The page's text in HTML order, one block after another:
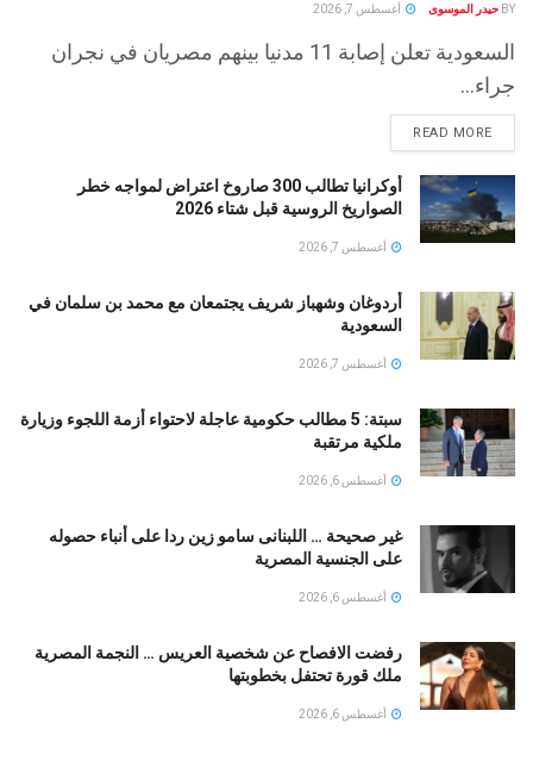
BY حيدر الموسوى أغسطس 7, 2026
السعودية تعلن إصابة 11 مدنيا بينهم مصريان في نجران
جراء...
READ MORE
أوكرانيا تطالب 300 صاروخ اعتراض لمواجه خطر
الصواريخ الروسية قبل شتاء 2026
أغسطس 7, 2026
أردوغان وشهباز شريف يجتمعان مع محمد بن سلمان في
السعودية
أغسطس 7, 2026
سبتة: 5 مطالب حكومية عاجلة لاحتواء أزمة اللجوء وزيارة
ملكية مرتقبة
أغسطس 6, 2026
غير صحيحة … اللبنانى سامو زين ردا على أنباء حصوله
على الجنسية المصرية
أغسطس 6, 2026
رفضت الافصاح عن شخصية العريس … النجمة المصرية
ملك قورة تحتفل بخطوبتها
أغسطس 6, 2026